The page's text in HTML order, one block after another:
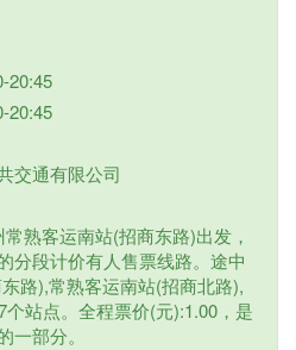
20:45
20:45
交通有限公司
熟客运南站(招商东路)出发，
分段计价有人售票线路。途中
路),常熟客运南站(招商北路),
站点。全程票价(元):1.00，是
部分。